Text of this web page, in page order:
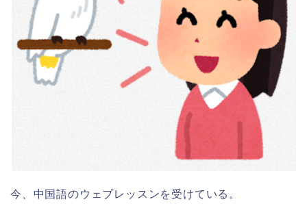
今、中国語のウェブレッスンを受けている。